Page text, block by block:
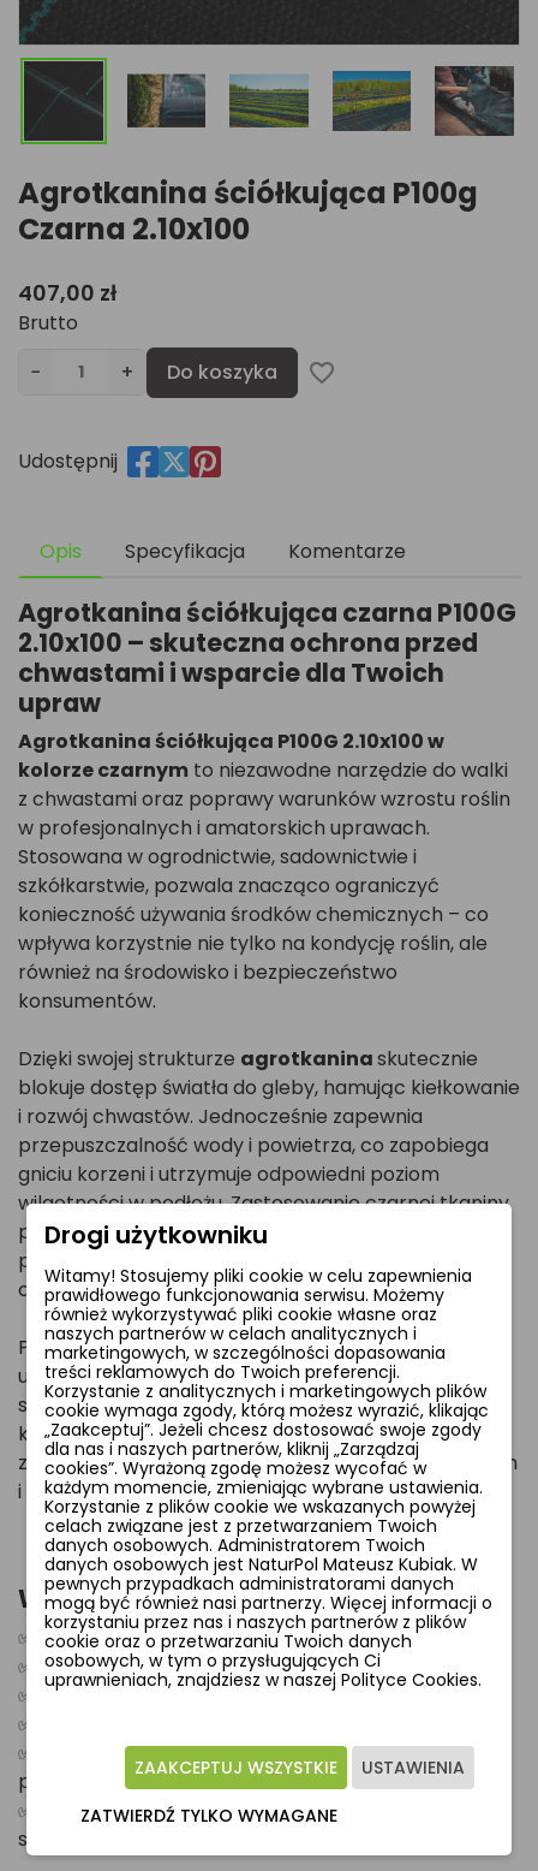
Agrotkanina ściółkująca P100g
Czarna 2.10x100
407,00 zł
Brutto
−
+ Do koszyka favorite_border
Udostępnij
Opis Specyfikacja Komentarze
Agrotkanina ściółkująca czarna P100G
2.10x100 – skuteczna ochrona przed
chwastami i wsparcie dla Twoich
upraw
Agrotkanina ściółkująca P100G 2.10x100 w
kolorze czarnym to niezawodne narzędzie do walki
z chwastami oraz poprawy warunków wzrostu roślin
w profesjonalnych i amatorskich uprawach.
Stosowana w ogrodnictwie, sadownictwie i
szkółkarstwie, pozwala znacząco ograniczyć
konieczność używania środków chemicznych – co
wpływa korzystnie nie tylko na kondycję roślin, ale
również na środowisko i bezpieczeństwo
konsumentów.
Dzięki swojej strukturze agrotkaninaskutecznie
blokuje dostęp światła do gleby, hamując kiełkowanie
i rozwój chwastów. Jednocześnie zapewnia
przepuszczalność wody i powietrza, co zapobiega
gniciu korzeni i utrzymuje odpowiedni poziom
wilgotności w podłożu. Zastosowanie czarnej tkaniny
pozwala również podnieść temperaturę gleby, co
przyspiesza rozwój roślin – szczególnie w
chłodniejszych miesiącach.
Produkt posiada stabilizację UV, dzięki czemu nie
ulega degradacji pod wpływem promieniowania
słonecznego. Dodatkowe znakowanie w linie lub
kratkę ułatwia rozmieszczanie donic i roślin na
zagonach, co jest dużym udogodnieniem w szkółkach
i na plantacjach.
Właściwości użytkowe
✅ powstrzymuje wzrost chwastów – blokuje światło
✅ dobrze przepuszcza wodę i powietrze
✅ podnosi temperaturę gleby i chroni wilgoć
✅ nie gnije, odporna na działanie wilgoci
✅ posiada stabilizację UV – odporna na
promieniowanie słoneczne
✅ praktyczne znakowanie – linie lub kratka ułatwiają
sadzenie
Drogi użytkowniku
Witamy! Stosujemy pliki cookie w celu zapewnienia
prawidłowego funkcjonowania serwisu. Możemy
również wykorzystywać pliki cookie własne oraz
naszych partnerów w celach analitycznych i
marketingowych, w szczególności dopasowania
treści reklamowych do Twoich preferencji.
Korzystanie z analitycznych i marketingowych plików
cookie wymaga zgody, którą możesz wyrazić, klikając
„Zaakceptuj”. Jeżeli chcesz dostosować swoje zgody
dla nas i naszych partnerów, kliknij „Zarządzaj
cookies”. Wyrażoną zgodę możesz wycofać w
każdym momencie, zmieniając wybrane ustawienia.
Korzystanie z plików cookie we wskazanych powyżej
celach związane jest z przetwarzaniem Twoich
danych osobowych. Administratorem Twoich
danych osobowych jest NaturPol Mateusz Kubiak. W
pewnych przypadkach administratorami danych
mogą być również nasi partnerzy. Więcej informacji o
korzystaniu przez nas i naszych partnerów z plików
cookie oraz o przetwarzaniu Twoich danych
osobowych, w tym o przysługujących Ci
uprawnieniach, znajdziesz w naszej Polityce Cookies.
USTAWIENIA
ZAAKCEPTUJ WSZYSTKIE
ZATWIERDŹ TYLKO WYMAGANE